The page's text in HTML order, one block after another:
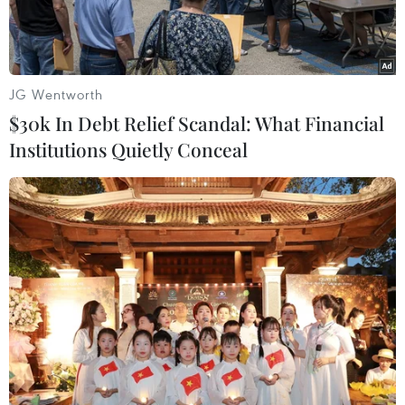
Quang cảnh tọa đàm. (Ảnh: Minh Thu/Vietnam+)
Việt Nam đứng thứ 3 trong khu vực Đông Nam
Á về mức độ vi phạm bản quyền trên môi
trường số, nhưng theo bình quân đầu người thì
tỷ lệ vi phạm tại Việt Nam hiện dẫn đầu khu
vực, theo khảo sát của Media Partners Asia.
JG Wentworth
$30k In Debt Relief Scandal: What Financial
Institutions Quietly Conceal